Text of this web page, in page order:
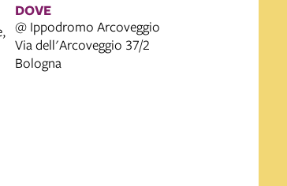
DOVE
@ Ippodromo Arcoveggio
Via dell'Arcoveggio 37/2
Bologna